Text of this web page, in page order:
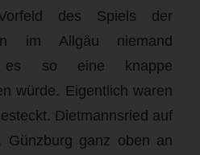
des Spiels der
im Allgäu niemand
es so eine knappe
würde. Eigentlich waren
Dietmannsried auf
Günzburg ganz oben an